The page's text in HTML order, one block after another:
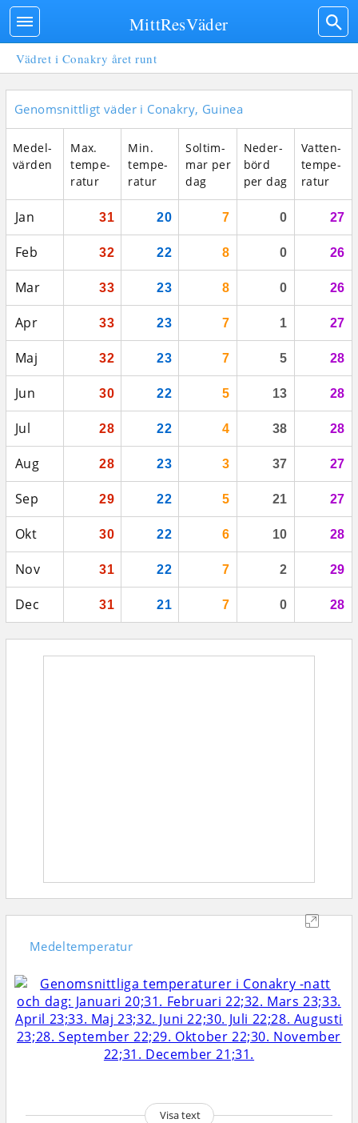
Vädret i Conakry året runt
Genomsnittligt väder i Conakry, Guinea
Medel­
vär­den
Max.
tempe­
ratur
Min.
tempe­
ratur
Sol­tim­
mar per
dag
Neder­
börd
per dag
Vatten­
tempe­
ratur
Jan 31 20 7 0 27
Feb 32 22 8 0 26
Mar 33 23 8 0 26
Apr 33 23 7 1 27
Maj 32 23 7 5 28
Jun 30 22 5 13 28
Jul 28 22 4 38 28
Aug 28 23 3 37 27
Sep 29 22 5 21 27
Okt 30 22 6 10 28
Nov 31 22 7 2 29
Dec 31 21 7 0 28
Medeltemperatur
Visa text
MittResVäder